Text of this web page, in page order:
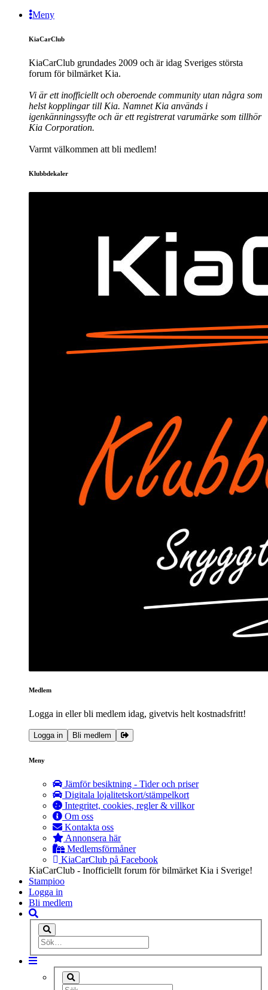
Meny
KiaCarClub
KiaCarClub grundades 2009 och är idag Sveriges största
forum för bilmärket Kia.
Vi är ett inofficiellt och oberoende community utan några som
helst kopplingar till Kia. Namnet Kia används i
igenkänningssyfte och är ett registrerat varumärke som tillhör
Kia Corporation.
Varmt välkommen att bli medlem!
Klubbdekaler
Medlem
Logga in eller bli medlem idag, givetvis helt kostnadsfritt!
Logga in Bli medlem
Meny
Jämför besiktning - Tider och priser
Digitala lojalitetskort/stämpelkort
Integritet, cookies, regler & villkor
Om oss
Kontakta oss
Annonsera här
Medlemsförmåner
KiaCarClub på Facebook
KiaCarClub - Inofficiellt forum för bilmärket Kia i Sverige!
Stampioo
Logga in
Bli medlem